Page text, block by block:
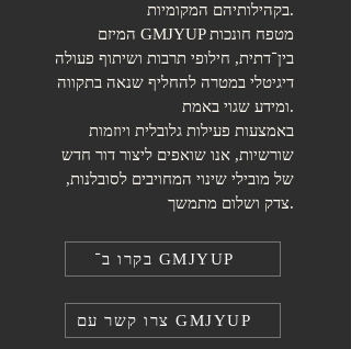
בקהילותיהם המקומיות.
המיזם GMJYUP מטפח חונכות
בין־דתית, חילופי תרבות ושיתוף פעולה
דיגיטלי במטרה להחליף שנאה בתקווה
ומידע שגוי באמת.
באמצעות פעילות גלובלית ויוזמות
שורשיות, אנו שואפים ליצור דור חדש
של מובילי שינוי המחויבים לסובלנות,
צדק ושלום מתמשך.
בקרו ב־ GMJYUP
צרו קשר עם GMJYUP